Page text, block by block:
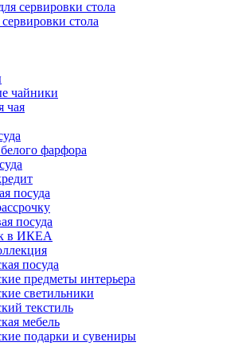
сервировки стола
стола
чайники
чая
фарфора
посуда
посуда
в ИКЕА
посуда
предметы интерьера
светильники
текстиль
мебель
подарки и сувениры